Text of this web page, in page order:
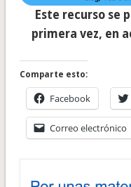
Este recurso se
primera vez, en
Comparte esto:
Facebook
Correo electrónico